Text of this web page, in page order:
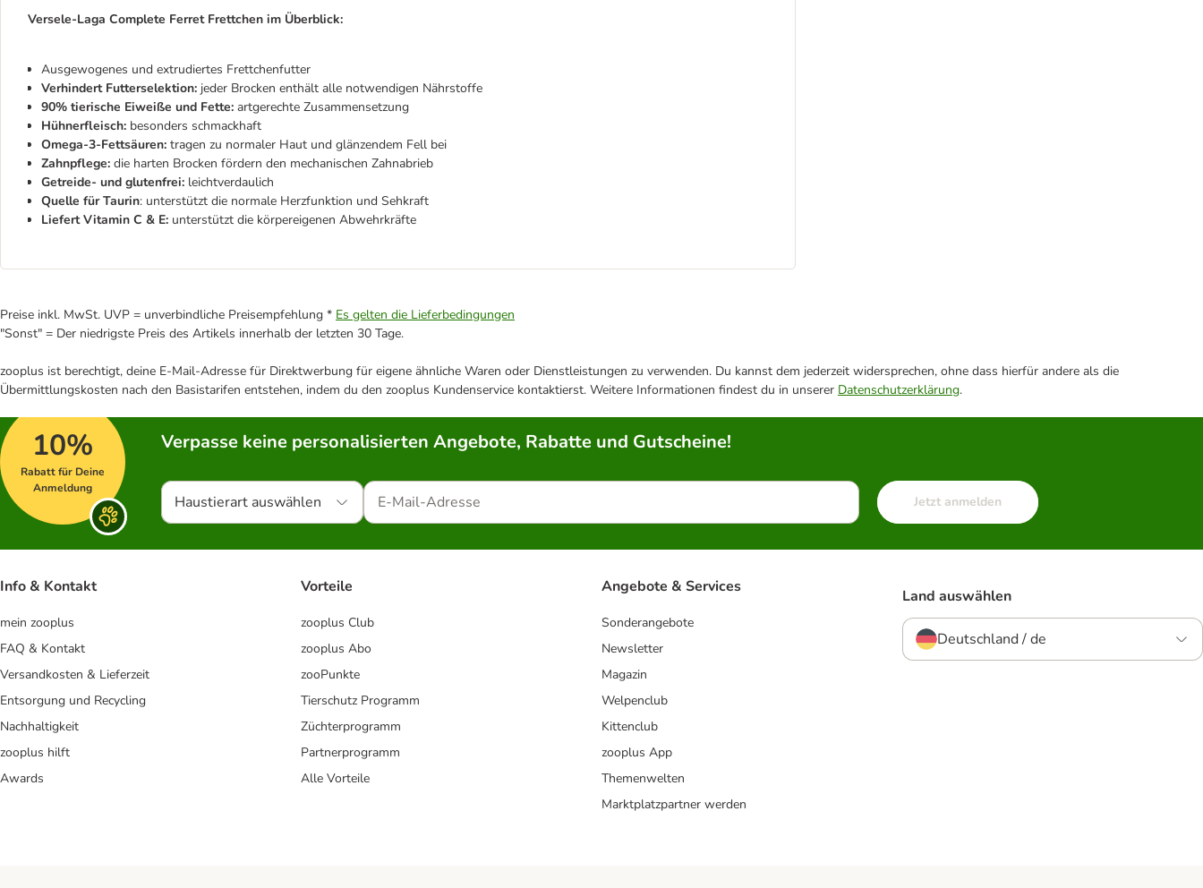
Versele-Laga Complete Ferret Frettchen im Überblick:
Ausgewogenes und extrudiertes Frettchenfutter
Verhindert Futterselektion: jeder Brocken enthält alle notwendigen Nährstoffe
90% tierische Eiweiße und Fette: artgerechte Zusammensetzung
Hühnerfleisch: besonders schmackhaft
Omega-3-Fettsäuren: tragen zu normaler Haut und glänzendem Fell bei
Zahnpflege: die harten Brocken fördern den mechanischen Zahnabrieb
Getreide- und glutenfrei: leichtverdaulich
Quelle für Taurin: unterstützt die normale Herzfunktion und Sehkraft
Liefert Vitamin C & E: unterstützt die körpereigenen Abwehrkräfte
Preise inkl. MwSt. UVP = unverbindliche Preisempfehlung * Es gelten die Lieferbedingungen
"Sonst" = Der niedrigste Preis des Artikels innerhalb der letzten 30 Tage.
zooplus ist berechtigt, deine E-Mail-Adresse für Direktwerbung für eigene ähnliche Waren oder Dienstleistungen zu verwenden. Du kannst dem jederzeit widersprechen, ohne dass hierfür andere als die
Übermittlungskosten nach den Basistarifen entstehen, indem du den zooplus Kundenservice kontaktierst. Weitere Informationen findest du in unserer Datenschutzerklärung.
10%
Rabatt für Deine
Anmeldung
Verpasse keine personalisierten Angebote, Rabatte und Gutscheine!
Haustierart auswählen Jetzt anmelden
Info & Kontakt
mein zooplus
FAQ & Kontakt
Versandkosten & Lieferzeit
Entsorgung und Recycling
Nachhaltigkeit
zooplus hilft
Awards
Vorteile
zooplus Club
zooplus Abo
zooPunkte
Tierschutz Programm
Züchterprogramm
Partnerprogramm
Alle Vorteile
Angebote & Services
Sonderangebote
Newsletter
Magazin
Welpenclub
Kittenclub
zooplus App
Themenwelten
Marktplatzpartner werden
Land auswählen
Deutschland / de